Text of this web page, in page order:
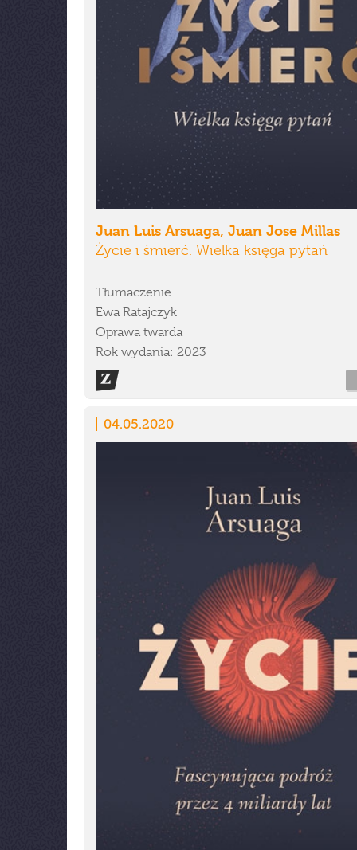
Juan Luis Arsuaga, Juan Jose Millas
Życie i śmierć. Wielka księga pytań
Tłumaczenie
Ewa Ratajczyk
Oprawa twarda
Rok wydania: 2023
04.05.2020